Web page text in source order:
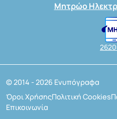
Μητρώο
© 2014 - 2026 Ενυπόγραφα
Όροι ΧρήσηςΠολιτική Cookies
Επικοινωνία